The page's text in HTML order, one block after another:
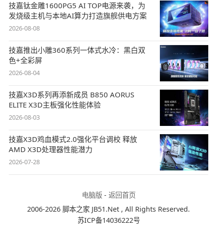
技嘉钛金雕1600PG5 AI TOP电源来袭，为
发烧级主机与本地AI算力打造旗舰供电方案
2026-08-08
技嘉推出小雕360系列一体式水冷：黑白双
色+全彩屏
2026-08-04
技嘉X3D系列再添新成员 B850 AORUS
ELITE X3D主板强化性能体验
2026-08-03
技嘉X3D鸡血模式2.0强化平台调校 释放
AMD X3D处理器性能潜力
2026-07-28
电脑版- 返回首页
2006-2026 脚本之家 JB51.Net , All Rights Reserved.
苏ICP备14036222号